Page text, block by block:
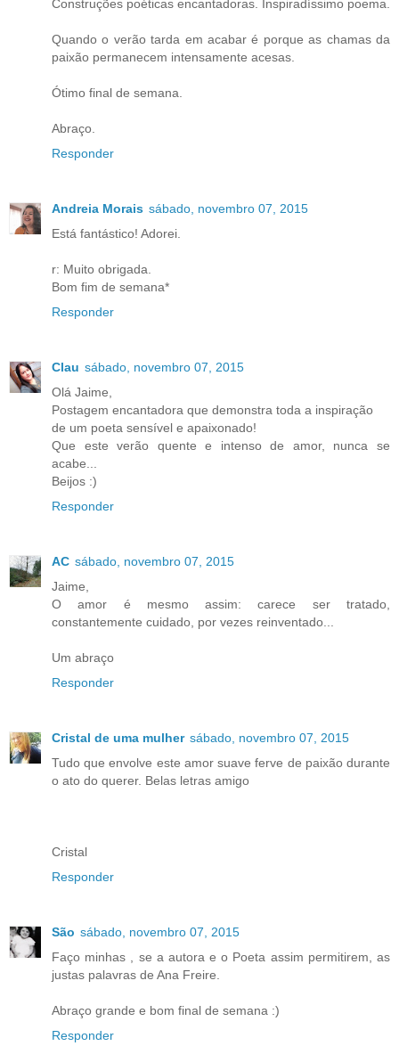
Construções poéticas encantadoras. Inspiradíssimo poema.
Quando o verão tarda em acabar é porque as chamas da
paixão permanecem intensamente acesas.
Ótimo final de semana.
Abraço.
Responder
Andreia Morais sábado, novembro 07, 2015
Está fantástico! Adorei.
r: Muito obrigada.
Bom fim de semana*
Responder
Clau sábado, novembro 07, 2015
Olá Jaime,
Postagem encantadora que demonstra toda a inspiração
de um poeta sensível e apaixonado!
Que este verão quente e intenso de amor, nunca se
acabe...
Beijos :)
Responder
AC sábado, novembro 07, 2015
Jaime,
O amor é mesmo assim: carece ser tratado,
constantemente cuidado, por vezes reinventado...
Um abraço
Responder
Cristal de uma mulher sábado, novembro 07, 2015
Tudo que envolve este amor suave ferve de paixão durante
o ato do querer. Belas letras amigo
Cristal
Responder
São sábado, novembro 07, 2015
Faço minhas , se a autora e o Poeta assim permitirem, as
justas palavras de Ana Freire.
Abraço grande e bom final de semana :)
Responder